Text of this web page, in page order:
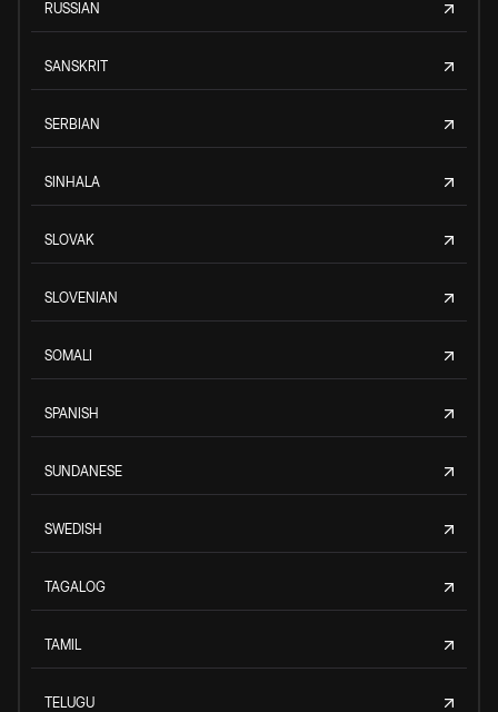
RUSSIAN
SANSKRIT
SERBIAN
SINHALA
SLOVAK
SLOVENIAN
SOMALI
SPANISH
SUNDANESE
SWEDISH
TAGALOG
TAMIL
TELUGU